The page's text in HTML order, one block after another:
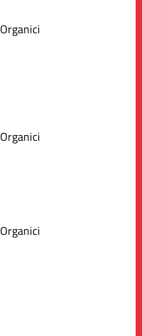
Organici
Organici
Organici